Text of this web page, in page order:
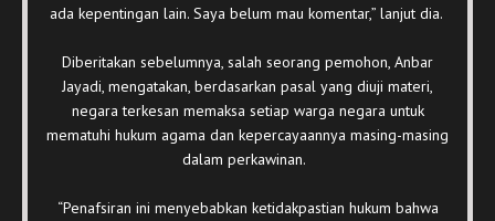
ada kepentingan lain. Saya belum mau komentar,” lanjut dia.
Diberitakan sebelumnya, salah seorang pemohon, Anbar
Jayadi, mengatakan, berdasarkan pasal yang diuji materi,
negara terkesan memaksa setiap warga negara untuk
mematuhi hukum agama dan kepercayaannya masing-masing
dalam perkawinan.
“Penafsiran ini menyebabkan ketidakpastian hukum bahwa